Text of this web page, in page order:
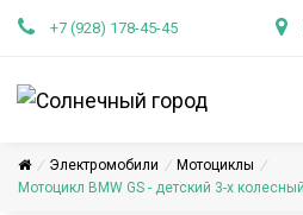
+7 (928) 178-45-45
/ Электромобили / Мотоциклы /
Мотоцикл BMW GS - детский 3-х